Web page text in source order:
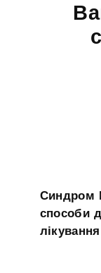
Синдром
способи
лікування